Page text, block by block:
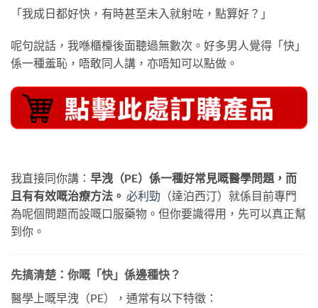
「我成日都好快，有時甚至未入就射咗，點算好？」
呢句說話，我喺櫃檯後面聽過無數次。好多男人覺得「快」
係一種羞恥，唔敢同人講，亦唔知可以點做。
我直接同你講： 早洩（PE）係一種好常見嘅醫學問題，而
且有有效嘅治療方法。 ​ 必利勁 （達泊西汀）就係目前專門
為呢個問題而設嘅口服藥物。但你要識得用，先可以真正幫
到你。
先搞清楚：你嘅「快」係邊種快？
醫學上嘅早洩（PE），通常有以下特徵：